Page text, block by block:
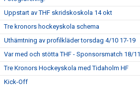
Uppstart av THF skridskoskola 14 okt
Tre kronors hockeyskola schema
Uthämtning av profilkläder torsdag 4/10 17-19
Var med och stötta THF - Sponsorsmatch 18/11
Tre Kronors Hockeyskola med Tidaholm HF
Kick-Off